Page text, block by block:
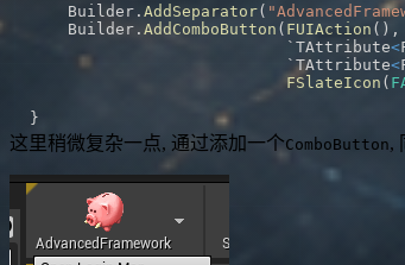
    Builder
. AddSeparator(
    Builder
. AddComboButton ( FUIAction ( ) ,
                           `TAttribute
<
                           `TAttribute
<
FSlateIcon (
}
这里稍微复杂一点, 通过添加一个ComboButton,